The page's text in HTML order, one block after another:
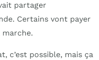
partager
Certains vont payer
c’est possible, mais ça